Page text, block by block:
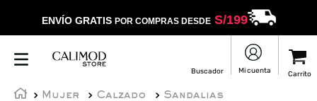
ENVÍO GRATIS POR COMPRAS DESDES/199
Mujer Calzado
Sandalias